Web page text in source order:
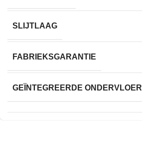
SLIJTLAAG
FABRIEKSGARANTIE
GEÏNTEGREERDE ONDERVLOER